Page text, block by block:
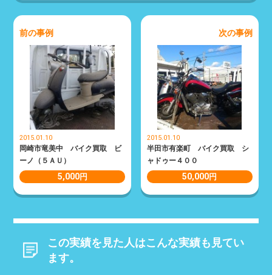
前の事例
2015.01.10
岡崎市竜美中 バイク買取 ビ
ーノ（５ＡＵ）
5,000円
次の事例
2015.01.10
半田市有楽町 バイク買取 シ
ャドゥー４００
50,000円
この実績を見た人はこんな実績も見てい
ます。